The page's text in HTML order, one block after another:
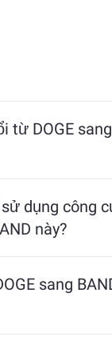
từ DOGE
DOGE. Tỷ giá
cung và cầu,
dụng công
này?
BAND ước tính
các bước để
sang